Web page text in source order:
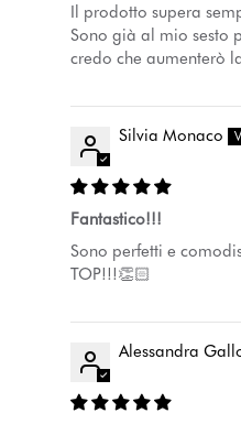
Il prodotto supera
Sono già al mio sesto
credo che aumenterò
Silvia Monaco
Fantastico!!!
Sono perfetti e
TOP!!!👏🏻
Alessandra